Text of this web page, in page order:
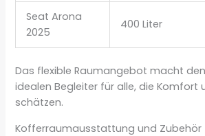
Seat Arona
2025
400 Liter
Das flexible Raumangebot macht
idealen Begleiter für alle, die Komfort
schätzen.
Kofferraumausstattung und Zubehör